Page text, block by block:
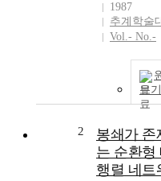
1987
추계학술
Vol.- No.-
보기
2
봉쇄가 존
는 순환형
행렬 네트